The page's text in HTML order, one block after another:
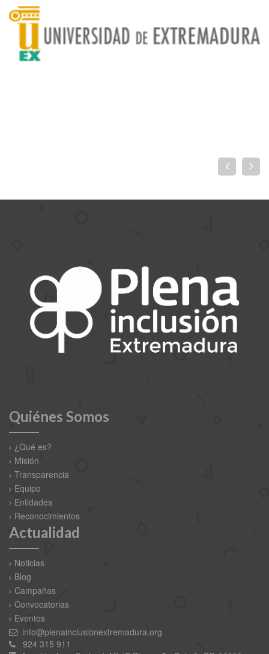
Quiénes Somos
¿Qué es?
Misión
Transparencia
Equipo
Entidades
Reconocimientos
Actualidad
Noticias
Blog
Campañas
Convocatorias
Eventos
info@plenainclusionextremadura.org
924 315 911